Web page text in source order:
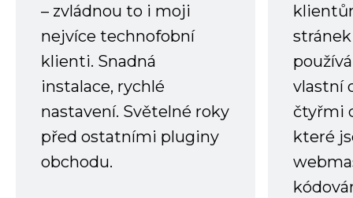
– zvládnou to i moji
nejvíce technofobní
klienti. Snadná
instalace, rychlé
nastavení. Světelné roky
před ostatními pluginy
obchodu.
vlastní
čtyřmi
které